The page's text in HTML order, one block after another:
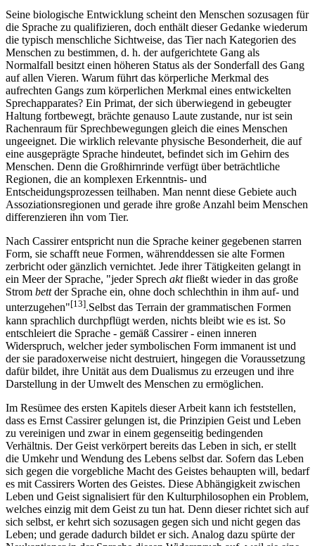
Seine biologische Entwicklung scheint den Menschen sozusagen für
die Sprache zu qualifizieren, doch enthält dieser Gedanke wiederum
die typisch menschliche Sichtweise, das Tier nach Kategorien des
Menschen zu bestimmen, d. h. der aufgerichtete Gang als
Normalfall besitzt einen höheren Status als der Sonderfall des Gang
auf allen Vieren. Warum führt das körperliche Merkmal des
aufrechten Gangs zum körperlichen Merkmal eines entwickelten
Sprechapparates? Ein Primat, der sich überwiegend in gebeugter
Haltung fortbewegt, brächte genauso Laute zustande, nur ist sein
Rachenraum für Sprechbewegungen gleich die eines Menschen
ungeeignet. Die wirklich relevante physische Besonderheit, die auf
eine ausgeprägte Sprache hindeutet, befindet sich im Gehirn des
Menschen. Denn die Großhirnrinde verfügt über beträchtliche
Regionen, die an komplexen Erkenntnis- und
Entscheidungsprozessen teilhaben. Man nennt diese Gebiete auch
Assoziationsregionen und gerade ihre große Anzahl beim Menschen
differenzieren ihn vom Tier.
Nach Cassirer entspricht nun die Sprache keiner gegebenen starren
Form, sie schafft neue Formen, währenddessen sie alte Formen
zerbricht oder gänzlich vernichtet. Jede ihrer Tätigkeiten gelangt in
ein Meer der Sprache, "jeder Sprech aktfließt wieder in das große
Strom bettder Sprache ein, ohne doch schlechthin in ihm auf- und
unterzugehen"[13].Selbst das Terrain der grammatischen Formen
kann sprachlich durchpflügt werden, nichts bleibt wie es ist. So
entschleiert die Sprache - gemäß Cassirer - einen inneren
Widerspruch, welcher jeder symbolischen Form immanent ist und
der sie paradoxerweise nicht destruiert, hingegen die Voraussetzung
dafür bildet, ihre Unität aus dem Dualismus zu erzeugen und ihre
Darstellung in der Umwelt des Menschen zu ermöglichen.
Im Resümee des ersten Kapitels dieser Arbeit kann ich feststellen,
dass es Ernst Cassirer gelungen ist, die Prinzipien Geist und Leben
zu vereinigen und zwar in einem gegenseitig bedingenden
Verhältnis. Der Geist verkörpert bereits das Leben in sich, er stellt
die Umkehr und Wendung des Lebens selbst dar. Sofern das Leben
sich gegen die vorgebliche Macht des Geistes behaupten will, bedarf
es mit Cassirers Worten des Geistes. Diese Abhängigkeit zwischen
Leben und Geist signalisiert für den Kulturphilosophen ein Problem,
welches einzig mit dem Geist zu tun hat. Denn dieser richtet sich auf
sich selbst, er kehrt sich sozusagen gegen sich und nicht gegen das
Leben; und gerade dadurch bildet er sich. Analog dazu spürte der